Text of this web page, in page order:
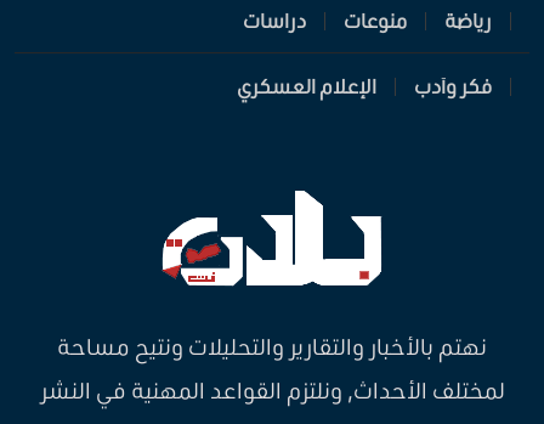
رياضة منوعات دراسات
فكر وأدب الإعلام العسكري
نهتم بالأخبار والتقارير والتحليلات ونتيح مساحة
لمختلف الأحداث, ونلتزم القواعد المهنية في النشر